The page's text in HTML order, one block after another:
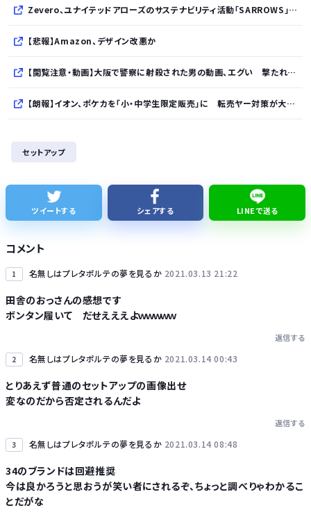
Zevero、ユナイテッドアローズのサステナビリティ活動「SARROWS」を支援。Scope 3排出量算定の効率化・精緻化を開始
【悲報】Amazon、デザイン改悪か
【閲覧注意・動画】大阪で警察に射殺された男の動画、エグい 撃たれてから叫びながら苦しみもがいて死ぬ
【朗報】イオン、ポケカを「小・中学生限定販売」に 転売ヤー対策が大絶賛ｗｗｗ
友達とPCで遊んでるんだがキーボードとマウス使った方がいいゲームでも頑なにパッド使いたがる
Powered by livedoor 相互RSS
セットアップ
ツイートする シェアする LINEで送る
コメント
1 名無しはプレタポルテの夢を見るか 2021.03.13 21:22
田舎のおっさんの感想です
ボンタン履いて だせえええよｗｗｗｗｗ
返信する
2 名無しはプレタポルテの夢を見るか 2021.03.14 00:43
とりあえず普通のセットアップの画像出せ
変なのだから否定されるんだよ
返信する
3 名無しはプレタポルテの夢を見るか 2021.03.14 08:48
34のブランドは回避推奨
今は良かろうと思おうが笑い者にされるぞ、ちょっと調べりゃわかるこ
とだがな